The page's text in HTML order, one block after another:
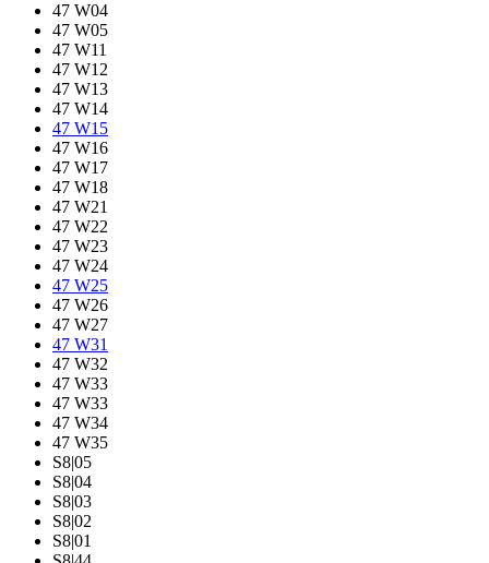
47 W04
47 W05
47 W11
47 W12
47 W13
47 W14
47 W15
47 W16
47 W17
47 W18
47 W21
47 W22
47 W23
47 W24
47 W25
47 W26
47 W27
47 W31
47 W32
47 W33
47 W33
47 W34
47 W35
S8|05
S8|04
S8|03
S8|02
S8|01